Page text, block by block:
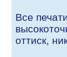
Все
оттиск,